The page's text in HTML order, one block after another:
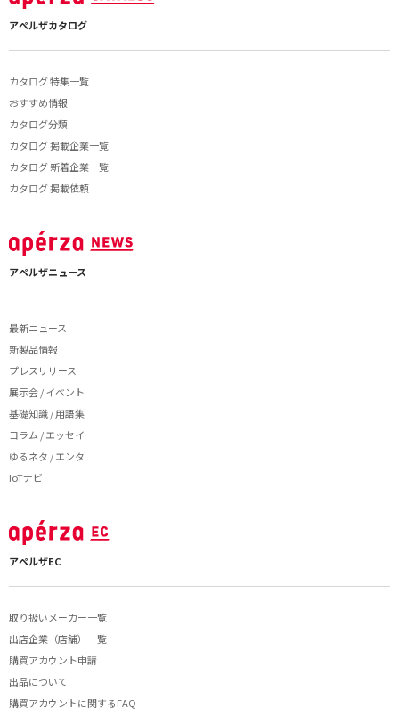
アペルザカタログ
カタログ 特集一覧
おすすめ情報
カタログ分類
カタログ 掲載企業一覧
カタログ 新着企業一覧
カタログ 掲載依頼
アペルザニュース
最新ニュース
新製品情報
プレスリリース
展示会 / イベント
基礎知識 / 用語集
コラム / エッセイ
ゆるネタ / エンタ
IoTナビ
アペルザEC
取り扱いメーカー一覧
出店企業（店舗）一覧
購買アカウント申請
出品について
購買アカウントに関するFAQ